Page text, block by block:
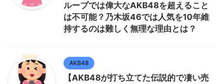
ループでは偉大なAKB48を超えること
は不可能？乃木坂46では人気を10年維
持するのは難しく無理な理由とは？
AKB48
【AKB48が打ち立てた伝説的で凄い売